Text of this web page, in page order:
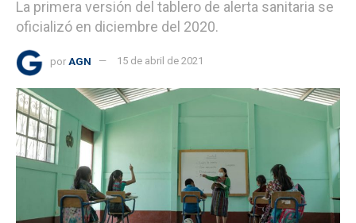
La primera versión del tablero de alerta sanitaria se
oficializó en diciembre del 2020.
por AGN 15 de abril de 2021